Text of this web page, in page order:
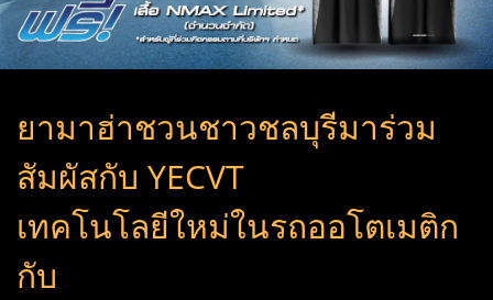
ยามาฮ่าชวนชาวชลบุรีมาร่วม
สัมผัสกับ YECVT
เทคโนโลยีใหม่ในรถออโตเมติก
กับ